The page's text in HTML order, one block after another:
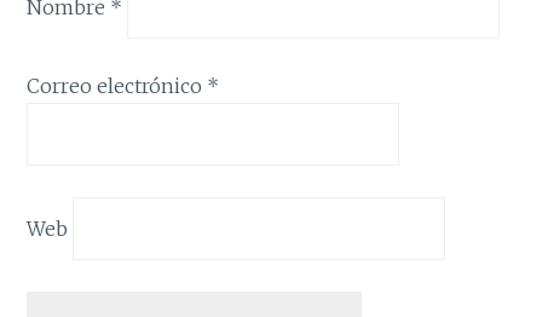
Nombre *
Correo electrónico *
Web